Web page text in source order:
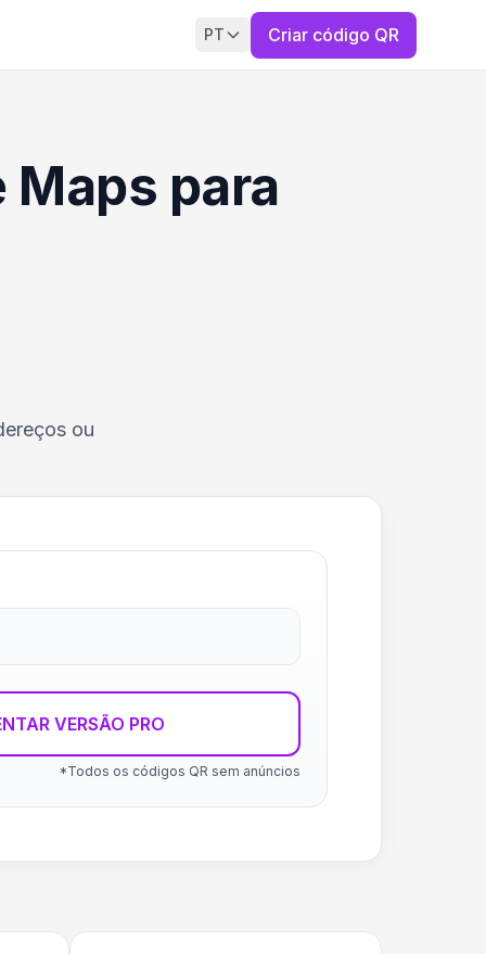
PT Criar código QR
Maps para
ou
VERSÃO PRO
*Todos os códigos QR sem anúncios